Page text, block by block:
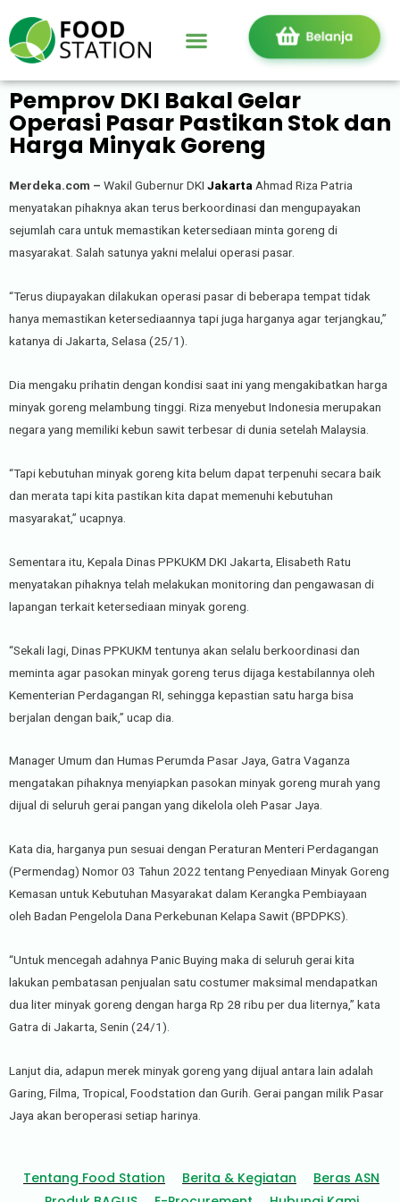
Pemprov DKI Bakal Gelar
Operasi Pasar Pastikan Stok dan
Harga Minyak Goreng
Merdeka.com – Wakil Gubernur DKI Jakarta Ahmad Riza Patria
menyatakan pihaknya akan terus berkoordinasi dan mengupayakan
sejumlah cara untuk memastikan ketersediaan minta goreng di
masyarakat. Salah satunya yakni melalui operasi pasar.
“Terus diupayakan dilakukan operasi pasar di beberapa tempat tidak
hanya memastikan ketersediaannya tapi juga harganya agar terjangkau,”
katanya di Jakarta, Selasa (25/1).
Dia mengaku prihatin dengan kondisi saat ini yang mengakibatkan harga
minyak goreng melambung tinggi. Riza menyebut Indonesia merupakan
negara yang memiliki kebun sawit terbesar di dunia setelah Malaysia.
“Tapi kebutuhan minyak goreng kita belum dapat terpenuhi secara baik
dan merata tapi kita pastikan kita dapat memenuhi kebutuhan
masyarakat,” ucapnya.
Sementara itu, Kepala Dinas PPKUKM DKI Jakarta, Elisabeth Ratu
menyatakan pihaknya telah melakukan monitoring dan pengawasan di
lapangan terkait ketersediaan minyak goreng.
“Sekali lagi, Dinas PPKUKM tentunya akan selalu berkoordinasi dan
meminta agar pasokan minyak goreng terus dijaga kestabilannya oleh
Kementerian Perdagangan RI, sehingga kepastian satu harga bisa
berjalan dengan baik,” ucap dia.
Manager Umum dan Humas Perumda Pasar Jaya, Gatra Vaganza
mengatakan pihaknya menyiapkan pasokan minyak goreng murah yang
dijual di seluruh gerai pangan yang dikelola oleh Pasar Jaya.
Kata dia, harganya pun sesuai dengan Peraturan Menteri Perdagangan
(Permendag) Nomor 03 Tahun 2022 tentang Penyediaan Minyak Goreng
Kemasan untuk Kebutuhan Masyarakat dalam Kerangka Pembiayaan
oleh Badan Pengelola Dana Perkebunan Kelapa Sawit (BPDPKS).
“Untuk mencegah adahnya Panic Buying maka di seluruh gerai kita
lakukan pembatasan penjualan satu costumer maksimal mendapatkan
dua liter minyak goreng dengan harga Rp 28 ribu per dua liternya,” kata
Gatra di Jakarta, Senin (24/1).
Lanjut dia, adapun merek minyak goreng yang dijual antara lain adalah
Garing, Filma, Tropical, Foodstation dan Gurih. Gerai pangan milik Pasar
Jaya akan beroperasi setiap harinya.
Tentang Food Station Berita & Kegiatan
Beras ASN